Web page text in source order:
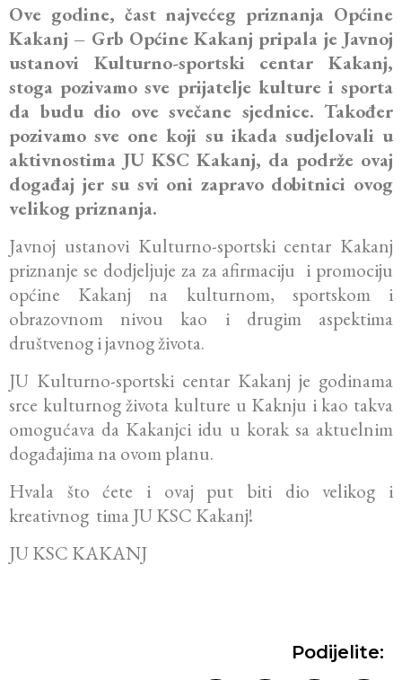
Ove godine, čast najvećeg priznanja Općine
Kakanj – Grb Općine Kakanj pripala je Javnoj
ustanovi Kulturno-sportski centar Kakanj,
stoga pozivamo sve prijatelje kulture i sporta
da budu dio ove svečane sjednice. Također
pozivamo sve one koji su ikada sudjelovali u
aktivnostima JU KSC Kakanj, da podrže ovaj
događaj jer su svi oni zapravo dobitnici ovog
velikog priznanja.
Javnoj ustanovi Kulturno-sportski centar Kakanj
priznanje se dodjeljuje za za afirmaciju i promociju
općine Kakanj na kulturnom, sportskom i
obrazovnom nivou kao i drugim aspektima
društvenog i javnog života.
JU Kulturno-sportski centar Kakanj je godinama
srce kulturnog života kulture u Kaknju i kao takva
omogućava da Kakanjci idu u korak sa aktuelnim
događajima na ovom planu.
Hvala što ćete i ovaj put biti dio velikog i
kreativnog tima JU KSC Kakanj!
JU KSC KAKANJ
Podijelite: